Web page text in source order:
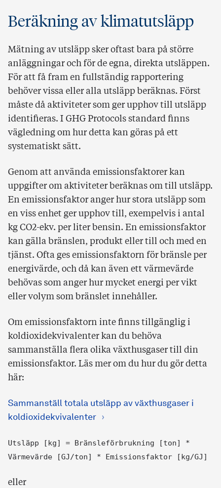
Beräkning av klimatutsläpp
Mätning av utsläpp sker oftast bara på större
anläggningar och för de egna, direkta utsläppen.
För att få fram en fullständig rapportering
behöver vissa eller alla utsläpp beräknas. Först
måste då aktiviteter som ger upphov till utsläpp
identifieras. I GHG Protocols standard finns
vägledning om hur detta kan göras på ett
systematiskt sätt.
Genom att använda emissionsfaktorer kan
uppgifter om aktiviteter beräknas om till utsläpp.
En emissionsfaktor anger hur stora utsläpp som
en viss enhet ger upphov till, exempelvis i antal
kg CO2-ekv. per liter bensin. En emissionsfaktor
kan gälla bränslen, produkt eller till och med en
tjänst. Ofta ges emissionsfaktorn för bränsle per
energivärde, och då kan även ett värmevärde
behövas som anger hur mycket energi per vikt
eller volym som bränslet innehåller.
Om emissionsfaktorn inte finns tillgänglig i
koldioxidekvivalenter kan du behöva
sammanställa flera olika växthusgaser till din
emissionsfaktor. Läs mer om du hur du gör detta
här:
Sammanställ totala utsläpp av växthusgaser i
koldioxidekvivalenter
Utsläpp [kg] = Bränsleförbrukning [ton] *
Värmevärde [GJ/ton] * Emissionsfaktor [kg/GJ]
eller